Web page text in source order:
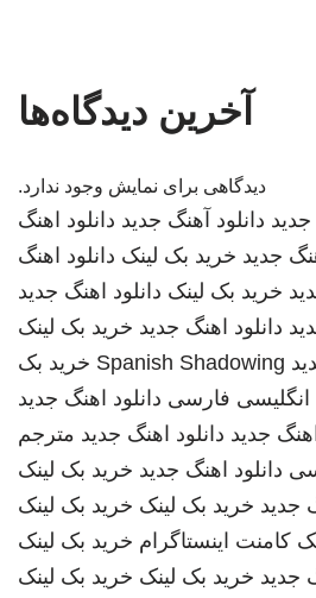
آخرین دیدگاه‌ها
دیدگاهی برای نمایش وجود ندارد.
جدید دانلود آهنگ جدید دانلود اهنگ
جدید خرید بک لینک دانلود اهنگ
خرید بک لینک دانلود اهنگ جدید
دانلود اهنگ جدید خرید بک لینک
Spanish Shadowing خرید بک
انگلیسی فارسی دانلود اهنگ جدید
جدید دانلود اهنگ جدید مترجم
دانلود اهنگ جدید خرید بک لینک
جدید خرید بک لینک خرید بک لینک
کامنت اینستاگرام خرید بک لینک
جدید خرید بک لینک خرید بک لینک